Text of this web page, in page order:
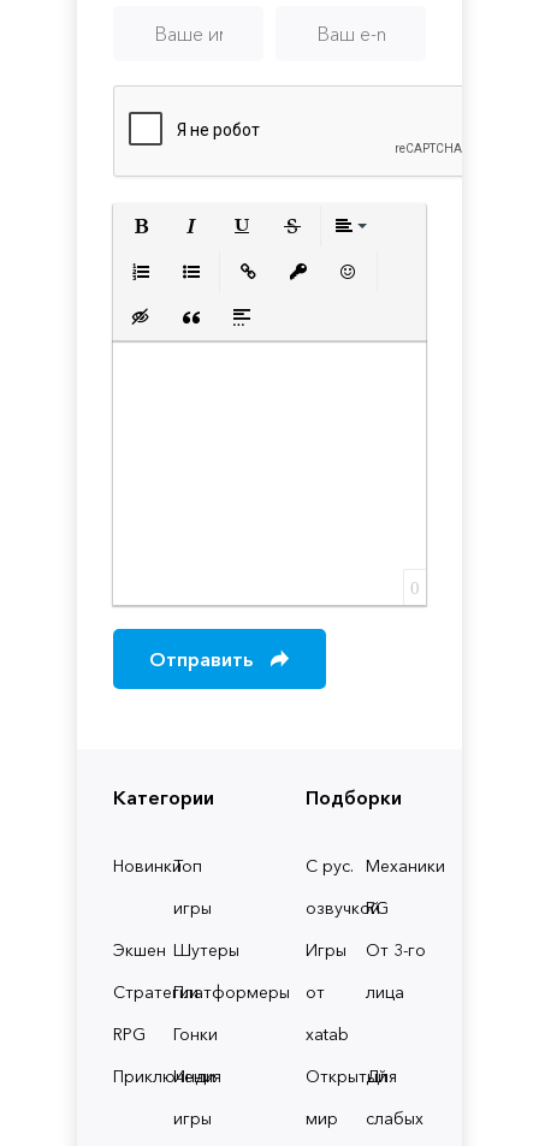
Категории
НовинкиТоп
игры
Экшен Шутеры
СтратегииПлатформеры
RPG
Гонки
Приключения
Инди
игры
Подборки
С рус.
озвучкой
Механики
RG
Игры
от
xatab
От 3-го
лица
Открытый
мир
Для
слабых
Вставка скрытого текста
Вставка цитаты
Вставка спойлера
0
Отправить